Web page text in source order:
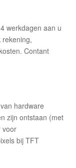
werkdagen aan u
Contant
hardware
zijn ontstaan (met
voor
bij TFT